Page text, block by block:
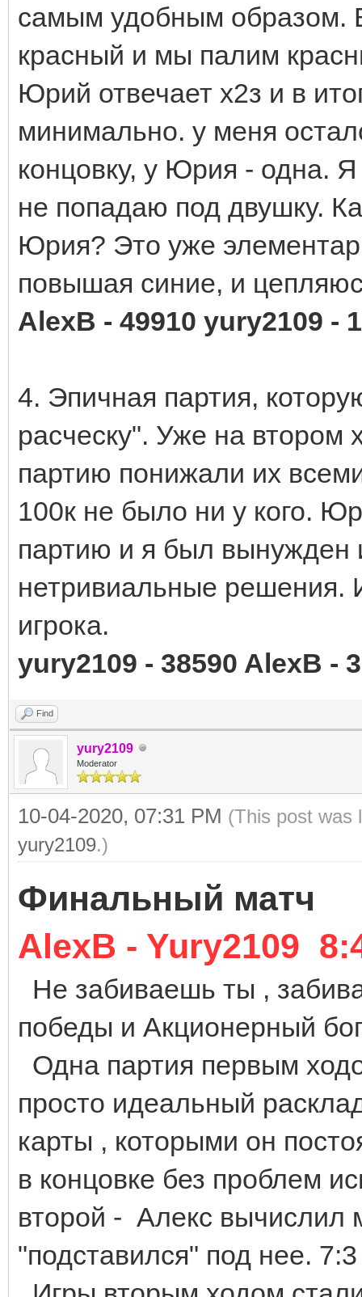
самым удобным образом.
красный и мы палим
Юрий отвечает х2з и в
минимально. у меня
концовку, у Юрия - одна.
не попадаю под двушку.
Юрия? Это уже
повышая синие, и
AlexB - 49910 yury2109 -
4. Эпичная партия,
расческу". Уже на втором
партию понижали их
100к не было ни у кого.
партию и я был вынужден
нетривиальные решения.
игрока.
yury2109 - 38590 AlexB -
Find
yury2109
Moderator
10-04-2020, 07:31 PM (This post was
yury2109.)
Финальный матч
AlexB - Yury2109
Не забиваешь ты ,
победы и Акционерный
Одна партия первым
просто идеальный
карты , которыми он
в концовке без проблем
второй - Алекс
"подставился" под нее.